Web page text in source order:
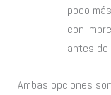
poco
con
antes de
Ambas opciones